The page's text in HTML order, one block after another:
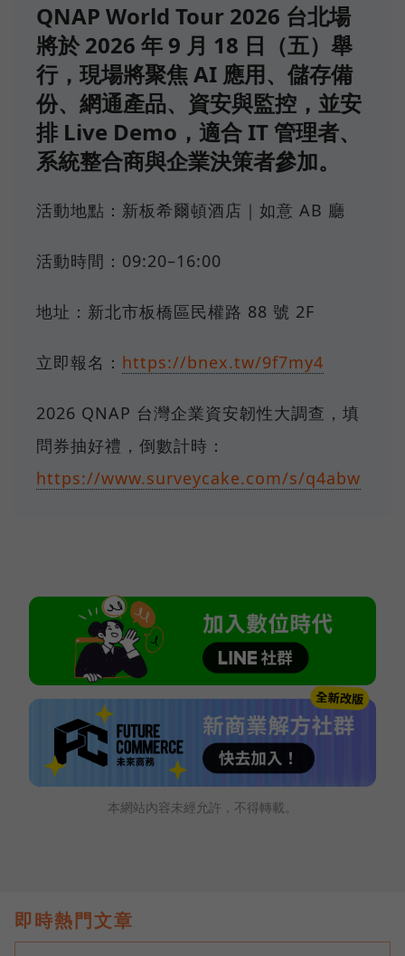
QNAP World Tour 2026 台北場
將於 2026 年 9 月 18 日（五）舉
行，現場將聚焦 AI 應用、儲存備
份、網通產品、資安與監控，並安
排 Live Demo，適合 IT 管理者、
系統整合商與企業決策者參加。
活動地點：新板希爾頓酒店｜如意 AB 廳
活動時間：09:20–16:00
地址：新北市板橋區民權路 88 號 2F
立即報名： https://bnex.tw/9f7my4
2026 QNAP 台灣企業資安韌性大調查，填
問券抽好禮，倒數計時：
https://www.surveycake.com/s/q4abw
本網站內容未經允許，不得轉載。
即時熱門文章